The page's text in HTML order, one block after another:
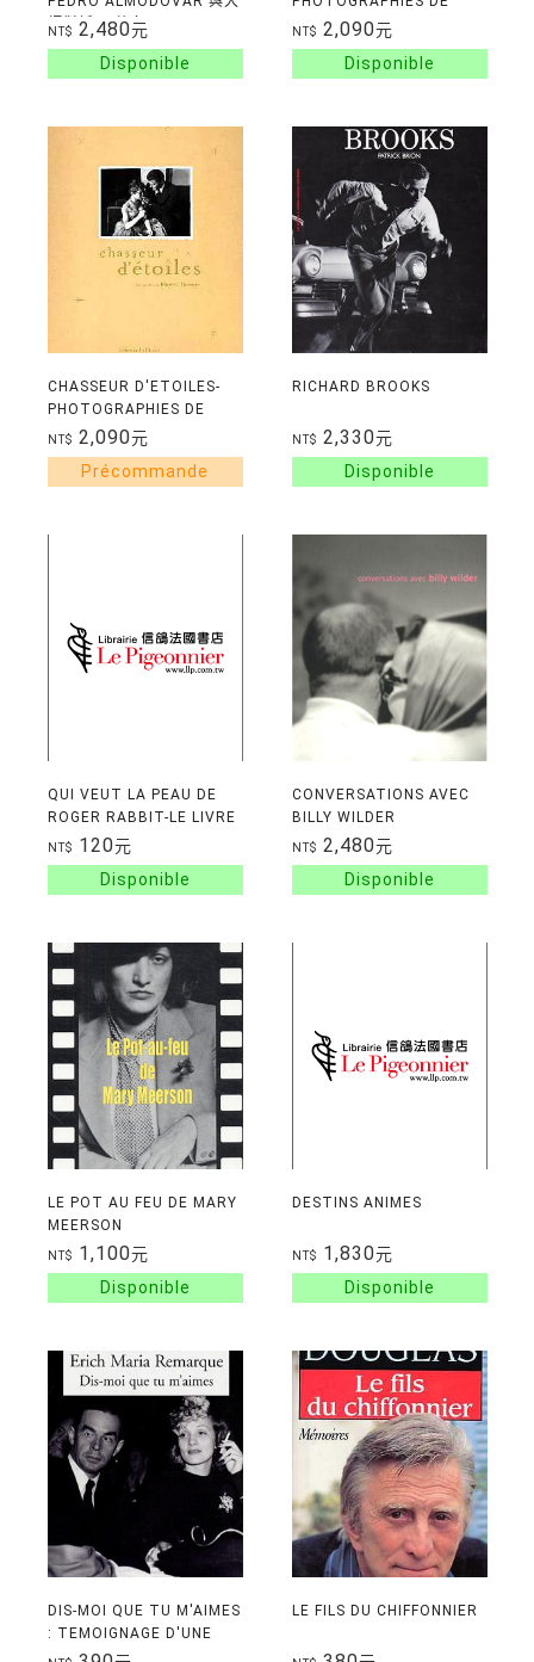
師對話:阿莫多瓦
NT$ 2,480元
MARCEL THOMAS
NT$ 2,090元
CHASSEUR D'ETOILES-
PHOTOGRAPHIES DE
MARCEL THOMAS
NT$ 2,090元
RICHARD BROOKS
NT$ 2,330元
QUI VEUT LA PEAU DE
ROGER RABBIT-LE LIVRE
DU FILM
NT$ 120元
CONVERSATIONS AVEC
BILLY WILDER
NT$ 2,480元
LE POT AU FEU DE MARY
MEERSON
NT$ 1,100元
DESTINS ANIMES
NT$ 1,830元
DIS-MOI QUE TU M'AIMES
: TEMOIGNAGE D'UNE
BASSION
LE FILS DU CHIFFONNIER